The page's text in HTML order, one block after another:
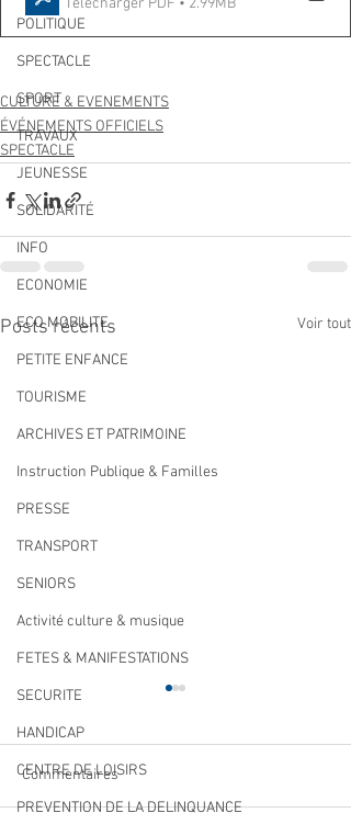
POLITIQUE
SPECTACLE
SPORT
TRAVAUX
JEUNESSE
SOLIDARITÉ
INFO
ECONOMIE
ECO MOBILITE
PETITE ENFANCE
TOURISME
ARCHIVES ET PATRIMOINE
Instruction Publique & Familles
PRESSE
TRANSPORT
SENIORS
Activité culture & musique
FETES & MANIFESTATIONS
SECURITE
HANDICAP
CENTRE DE LOISIRS
PREVENTION DE LA DELINQUANCE
Télécharger PDF • 2.99MB
CULTURE & EVENEMENTS
ÉVÉNEMENTS OFFICIELS
SPECTACLE
Posts récents Voir tout
Commentaires